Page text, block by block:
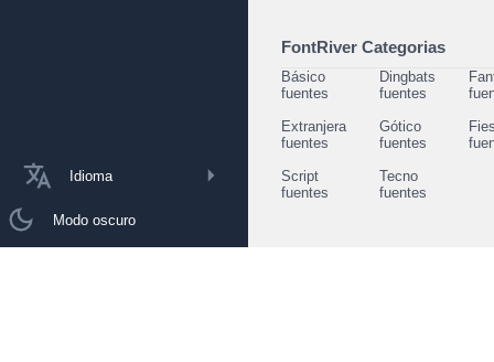
Idioma
Modo oscuro
FontRiver Categorias
Básico
fuentes
Dingbats
fuentes
Extranjera
fuentes
Gótico
fuentes
Script
fuentes
Tecno
fuentes